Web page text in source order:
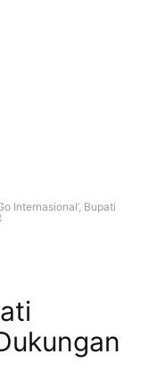
Internasional’, Bupati